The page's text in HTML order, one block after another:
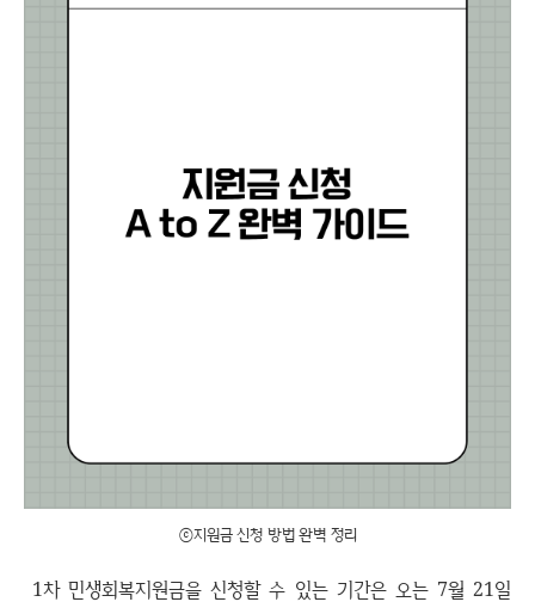
ⓒ지원금 신청 방법 완벽 정리
1차 민생회복지원금을 신청할 수 있는 기간은 오는 7월 21일